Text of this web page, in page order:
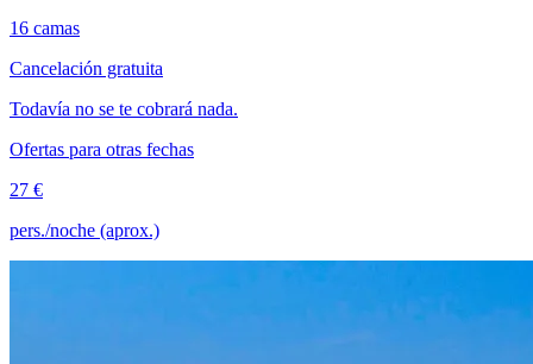
16 camas
Cancelación gratuita
Todavía no se te cobrará nada.
Ofertas para otras fechas
27 €
pers./noche (aprox.)